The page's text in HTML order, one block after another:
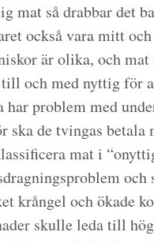
mat så drabbar det
också vara mitt
är olika, och
och med nyttig för
har problem med
ska de tvingas betala
mat i
krångel och ökade
skulle leda till